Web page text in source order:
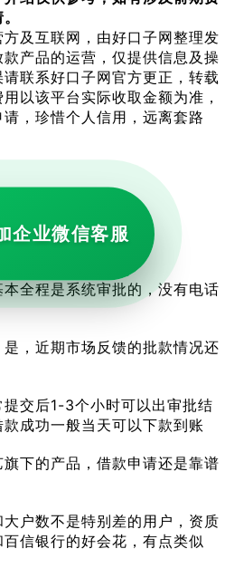
方及互联网，由好口子网整理发
产品的运营，仅提供信息及操
联系好口子网官方更正，转载
以该平台实际收取金额为准，
，珍惜个人信用，远离套路
查征信、上征信
全程是系统审批的，没有电话
，近期市场反馈的批款情况还
交后1-3个小时可以出审批结
成功一般当天可以下款到账
下的产品，借款申请还是靠谱
户数不是特别差的用户，资质
信银行的好会花，有点类似
企业微信客服